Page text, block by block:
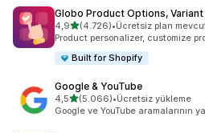
Globo Product Options, Variant
4,95 yıldız üzerinden
(4.726)
toplam 4726 değerlendirme
•Ücretsiz plan
Product personalizer, customize
Built for Shopify
Google & YouTube
4,55 yıldız üzerinden
(5.066)
toplam 5066 değerlendirme
•Ücretsiz yükleme
Google ve YouTube aramalarının